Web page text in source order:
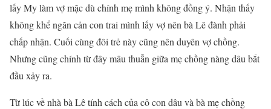
lấy My làm vợ mặc dù chính mẹ mình không đồng ý. Nhận thấy
không khể ngăn cản con trai mình lấy vợ nên bà Lê đành phải
chấp nhận. Cuối cùng đôi trẻ này cũng nên duyên vợ chồng.
Nhưng cũng chính từ đây mâu thuẫn giữa mẹ chồng nàng dâu bắt
đầu xảy ra.
Từ lúc về nhà bà Lê tính cách của cô con dâu và bà mẹ chồng